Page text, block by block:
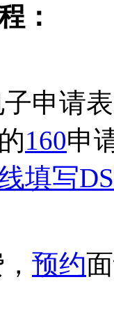
：
申请
160申
填写
预约